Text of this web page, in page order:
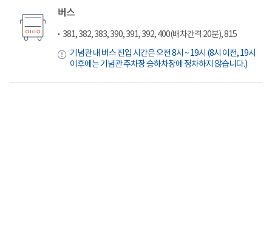
버스
381, 382, 383, 390, 391, 392, 400(배차간격 20분), 815
기념관 내 버스 진입 시간은 오전 8시 ~ 19시 (8시 이전, 19시
이후에는 기념관 주차장 승하차장에 정차하지 않습니다.)